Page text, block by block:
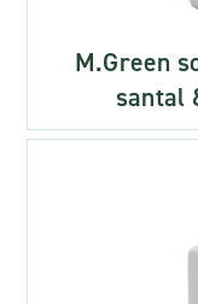
M.Green
santal